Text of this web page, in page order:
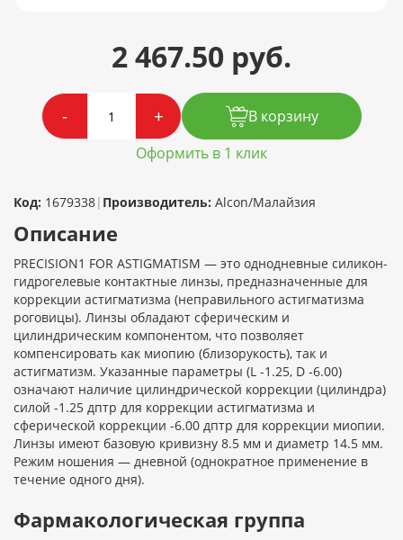
2 467.50 руб.
- +
В корзину
Оформить в 1 клик
Код: 1679338| Производитель: Alcon/Малайзия
Описание
PRECISION1 FOR ASTIGMATISM — это однодневные силикон-
гидрогелевые контактные линзы, предназначенные для
коррекции астигматизма (неправильного астигматизма
роговицы). Линзы обладают сферическим и
цилиндрическим компонентом, что позволяет
компенсировать как миопию (близорукость), так и
астигматизм. Указанные параметры (L -1.25, D -6.00)
означают наличие цилиндрической коррекции (цилиндра)
силой -1.25 дптр для коррекции астигматизма и
сферической коррекции -6.00 дптр для коррекции миопии.
Линзы имеют базовую кривизну 8.5 мм и диаметр 14.5 мм.
Режим ношения — дневной (однократное применение в
течение одного дня).
Фармакологическая группа